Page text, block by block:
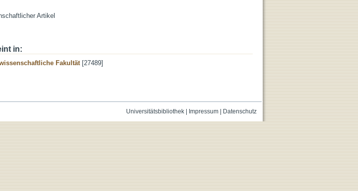
Artikel
in:
Fakultät[27489]
Universitätsbibliothek| Impressum| Datenschutz